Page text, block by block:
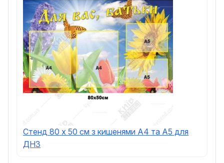
Стенд 80 х 50 см з кишенями А4 та А5 для
ДНЗ